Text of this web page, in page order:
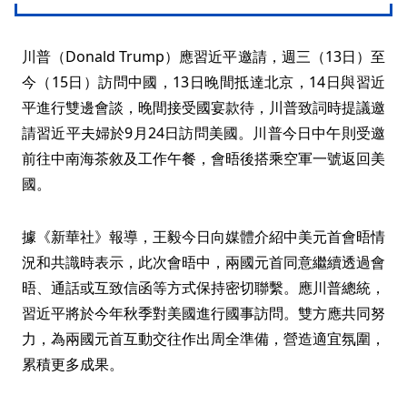
川普（Donald Trump）應習近平邀請，週三（13日）至
今（15日）訪問中國，13日晚間抵達北京，14日與習近
平進行雙邊會談，晚間接受國宴款待，川普致詞時提議邀
請習近平夫婦於9月24日訪問美國。川普今日中午則受邀
前往中南海茶敘及工作午餐，會晤後搭乘空軍一號返回美
國。
據《新華社》報導，王毅今日向媒體介紹中美元首會晤情
況和共識時表示，此次會晤中，兩國元首同意繼續透過會
晤、通話或互致信函等方式保持密切聯繫。應川普總統，
習近平將於今年秋季對美國進行國事訪問。雙方應共同努
力，為兩國元首互動交往作出周全準備，營造適宜氛圍，
累積更多成果。